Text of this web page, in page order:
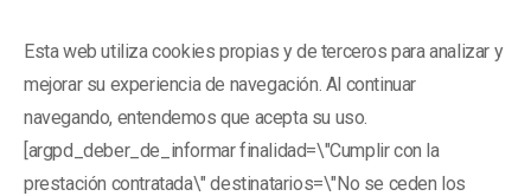
Esta web utiliza cookies propias y de terceros para analizar y
mejorar su experiencia de navegación. Al continuar
navegando, entendemos que acepta su uso.
[argpd_deber_de_informar finalidad=\"Cumplir con la
prestación contratada\" destinatarios=\"No se ceden los